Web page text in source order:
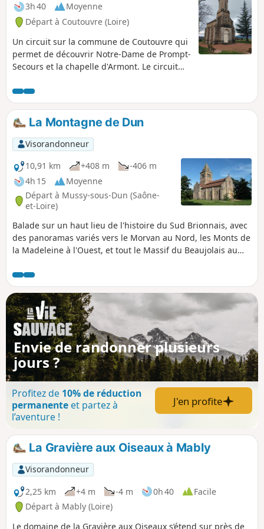
leurs parents quelques mois avant de
prendre leur envol et de quitter les
lieux.
3h 40
Moyenne
Départ à Coutouvre (Loire)
Un circuit sur la commune de Coutouvre qui
permet de découvrir Notre-Dame de Prompt-
Secours et la chapelle d'Armont. Le circuit
en suivant le Trambouzan.
La Montagne de Dun
Visorandonneur
10,91 km
+408 m
-406 m
4h 15
Moyenne
Départ à Mussy-sous-Dun (Saône-
et-Loire)
Balade sur un haut lieu de l'histoire du Sud Brionnais, avec
des panoramas variés vers le Morvan au Nord, les Monts de
la Madeleine à l'Ouest, et tout le Massif du Beaujolais au
Envie de randonner plusieurs
jours ?
Profitez de 10% de réduction
permanenteet partez à
l’aventure !
J'en profite
La Gravière aux Oiseaux à Mably
Visorandonneur
2,25 km
+4 m -4 m 0h 40
Facile
Départ à Mably (Loire)
Le domaine de la Gravière aux Oiseaux s’étend sur près de